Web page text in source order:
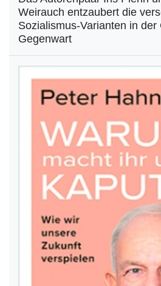
Weirauch entzaubert die
Sozialismus-Varianten in
Gegenwart